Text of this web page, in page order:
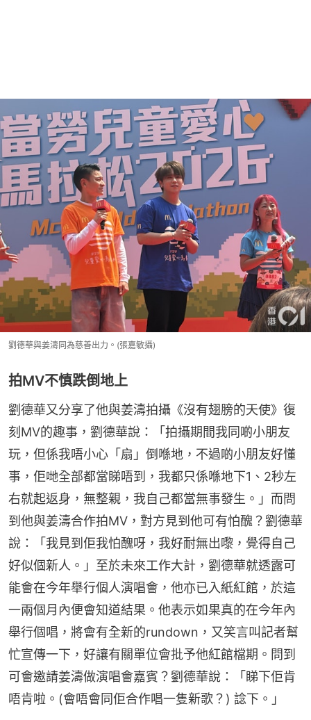
劉德華與姜濤同為慈善出力。(張嘉敏攝)
拍MV不慎跌倒地上
劉德華又分享了他與姜濤拍攝《沒有翅膀的天使》復
刻MV的趣事，劉德華說：「拍攝期間我同啲小朋友
玩，但係我唔小心「扇」倒喺地，不過啲小朋友好懂
事，佢哋全部都當睇唔到，我都只係喺地下1、2秒左
右就起返身，無整親，我自己都當無事發生。」而問
到他與姜濤合作拍MV，對方見到他可有怕醜？劉德華
說：「我見到佢我怕醜呀，我好耐無出嚟，覺得自己
好似個新人。」至於未來工作大計，劉德華就透露可
能會在今年舉行個人演唱會，他亦已入紙紅館，於這
一兩個月內便會知道結果。他表示如果真的在今年內
舉行個唱，將會有全新的rundown，又笑言叫記者幫
忙宣傳一下，好讓有關單位會批予他紅館檔期。問到
可會邀請姜濤做演唱會嘉賓？劉德華說：「睇下佢肯
唔肯啦。(會唔會同佢合作唱一隻新歌？) 諗下。」